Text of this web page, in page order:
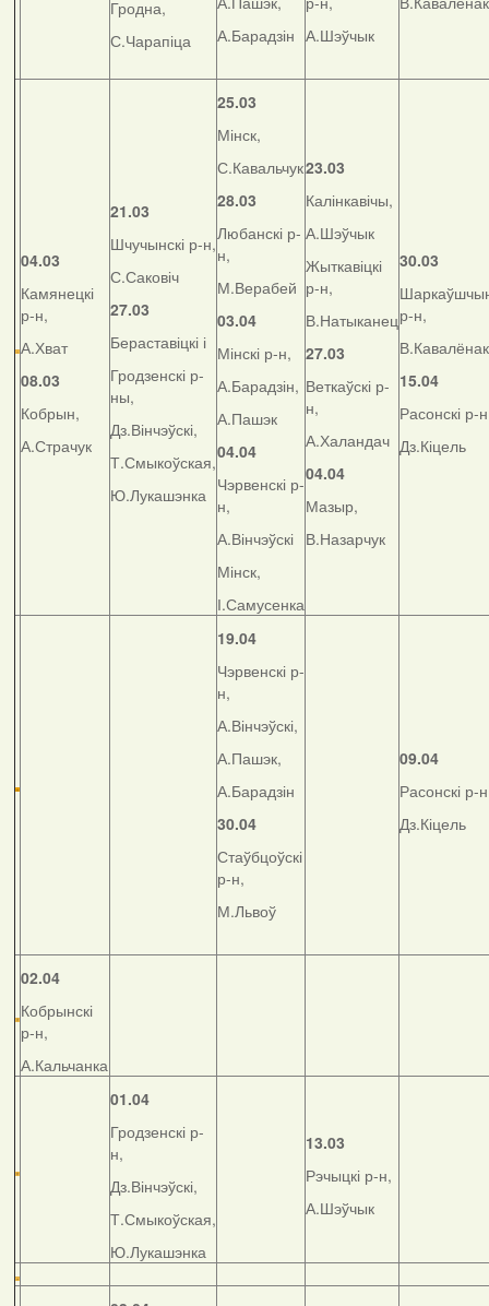
Гродна,
С.Чарапіца
А.Барадзін А.Шэўчык
04.03
Камянецкі
р-н,
А.Хват
08.03
Кобрын,
А.Страчук
21.03
Шчучынскі р-н,
С.Саковіч
27.03
Бераставіцкі і
Гродзенскі р-
ны,
Дз.Вінчэўскі,
Т.Смыкоўская,
Ю.Лукашэнка
25.03
Мінск,
С.Кавальчук
28.03
Любанскі р-
н,
М.Верабей
03.04
Мінскі р-н,
А.Барадзін,
А.Пашэк
04.04
Чэрвенскі р-
н,
А.Вінчэўскі
Мінск,
І.Самусенка
23.03
Калінкавічы,
А.Шэўчык
Жыткавіцкі
р-н,
В.Натыканец
27.03
Веткаўскі р-
н,
А.Халандач
04.04
Мазыр,
В.Назарчук
30.03
р-н,
В.Кавалёнак
15.04
Расонскі р-
Дз.Кіцель
19.04
Чэрвенскі р-
н,
А.Вінчэўскі,
А.Пашэк,
А.Барадзін
30.04
Стаўбцоўскі
р-н,
М.Львоў
09.04
Расонскі р-
Дз.Кіцель
02.04
Кобрынскі
р-н,
А.Кальчанка
01.04
Гродзенскі р-
н,
Дз.Вінчэўскі,
Т.Смыкоўская,
Ю.Лукашэнка
13.03
Рэчыцкі р-н,
А.Шэўчык